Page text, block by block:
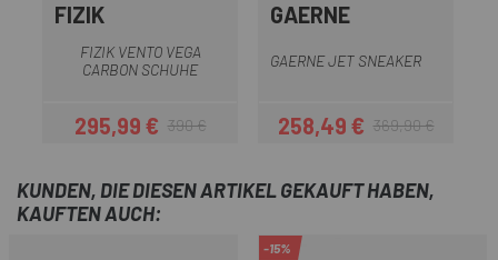
FIZIK
FIZIK VENTO VEGA
CARBON SCHUHE
Preis
295,99 €Regulärer Preis
390 €
GAERNE
GAERNE JET SNEAKER
Preis
258,49 €Regulärer Preis
369,90 €
KUNDEN, DIE DIESEN ARTIKEL GEKAUFT HABEN,
KAUFTEN AUCH:
-15%